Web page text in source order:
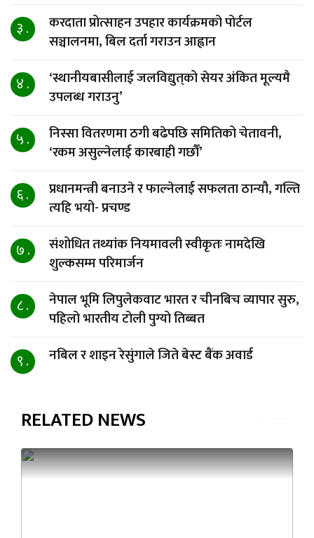
३ .
करदाता प्रोत्साहन उपहार कार्यक्रमको पोर्टल
सञ्चालनमा, बिल दर्ता गराउन आह्वान
४ .
‘स्थानीयबासीलाई जलविद्युत्‌को सेयर अंकित मूल्यमै
उपलब्ध गराउनु’
५ .
निस्सा वितरणमा ठगी बढेपछि समितिको चेतावनी,
‘रकम असुल्नेलाई कारबाही गर्छाैं’
६ .
प्रधानमन्त्री बनाउने र फाल्नेलाई सफलता ठान्यौ, गल्ति
त्यहि भयो- प्रचण्ड
७ .
संशोधित तथ्यांक नियमावली स्वीकृतः नामदेखि
शुल्कसम्म परिमार्जन
८ .
नेपाल भूमि लिपुलेकवाट भारत र चीनबिच व्यापार सुरु,
पहिलो भारतीय टोली पुग्यो तिब्बत
९ . नबिल र शाइन रेसुंगाले जिते बेस्ट बैंक अवार्ड
RELATED NEWS